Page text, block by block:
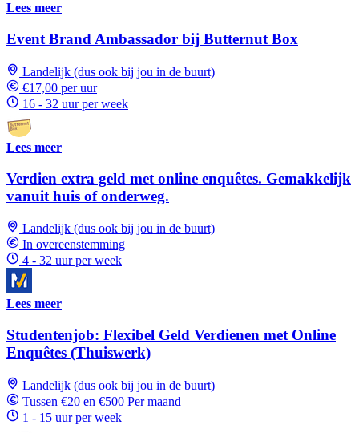
Lees meer
Event Brand Ambassador bij Butternut Box
Landelijk (dus ook bij jou in de buurt)
€17,00 per uur
16 - 32 uur per week
Lees meer
Verdien extra geld met online enquêtes. Gemakkelijk
vanuit huis of onderweg.
Landelijk (dus ook bij jou in de buurt)
In overeenstemming
4 - 32 uur per week
Lees meer
Studentenjob: Flexibel Geld Verdienen met Online
Enquêtes (Thuiswerk)
Landelijk (dus ook bij jou in de buurt)
Tussen €20 en €500 Per maand
1 - 15 uur per week